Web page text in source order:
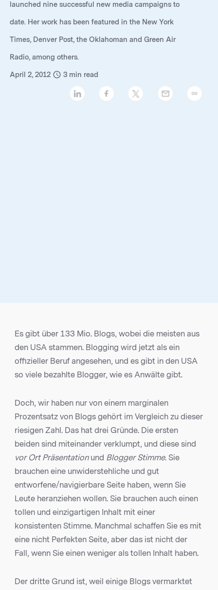
launched nine successful new media campaigns to
date. Her work has been featured in the New York
Times, Denver Post, the Oklahoman and Green Air
Radio, among others.
April 2, 2012 3 min read
Es gibt über 133 Mio. Blogs, wobei die meisten aus
den USA stammen. Blogging wird jetzt als ein
offizieller Beruf angesehen, und es gibt in den USA
so viele bezahlte Blogger, wie es Anwälte gibt.
Doch, wir haben nur von einem marginalen
Prozentsatz von Blogs gehört im Vergleich zu dieser
riesigen Zahl. Das hat drei Gründe. Die ersten
beiden sind miteinander verklumpt, und diese sind
vor Ort Präsentationund Blogger Stimme. Sie
brauchen eine unwiderstehliche und gut
entworfene/navigierbare Seite haben, wenn Sie
Leute heranziehen wollen. Sie brauchen auch einen
tollen und einzigartigen Inhalt mit einer
konsistenten Stimme. Manchmal schaffen Sie es mit
eine nicht Perfekten Seite, aber das ist nicht der
Fall, wenn Sie einen weniger als tollen Inhalt haben.
Der dritte Grund ist, weil einige Blogs vermarktet